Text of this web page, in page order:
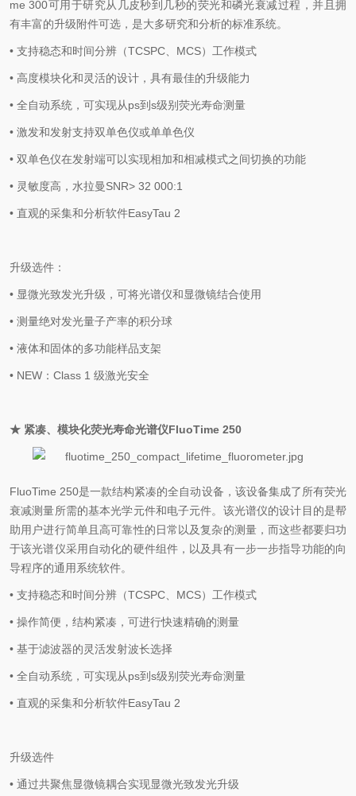
me 300可用于研究从几皮秒到几秒的荧光和磷光衰减过程，并且拥
有丰富的升级附件可选，是大多研究和分析的标准系统。
• 支持稳态和时间分辨（TCSPC、MCS）工作模式
• 高度模块化和灵活的设计，具有最佳的升级能力
• 全自动系统，可实现从ps到s级别荧光寿命测量
• 激发和发射支持双单色仪或单单色仪
• 双单色仪在发射端可以实现相加和相减模式之间切换的功能
• 灵敏度高，水拉曼SNR> 32 000:1
• 直观的采集和分析软件EasyTau 2
升级选件：
• 显微光致发光升级，可将光谱仪和显微镜结合使用
• 测量绝对发光量子产率的积分球
• 液体和固体的多功能样品支架
• NEW：Class 1 级激光安全
★ 紧凑、模块化荧光寿命光谱仪FluoTime 250
FluoTime 250是一款结构紧凑的全自动设备，该设备集成了所有荧光
衰减测量所需的基本光学元件和电子元件。该光谱仪的设计目的是帮
助用户进行简单且高可靠性的日常以及复杂的测量，而这些都要归功
于该光谱仪采用自动化的硬件组件，以及具有一步一步指导功能的向
导程序的通用系统软件。
• 支持稳态和时间分辨（TCSPC、MCS）工作模式
• 操作简便，结构紧凑，可进行快速精确的测量
• 基于滤波器的灵活发射波长选择
• 全自动系统，可实现从ps到s级别荧光寿命测量
• 直观的采集和分析软件EasyTau 2
升级选件
• 通过共聚焦显微镜耦合实现显微光致发光升级